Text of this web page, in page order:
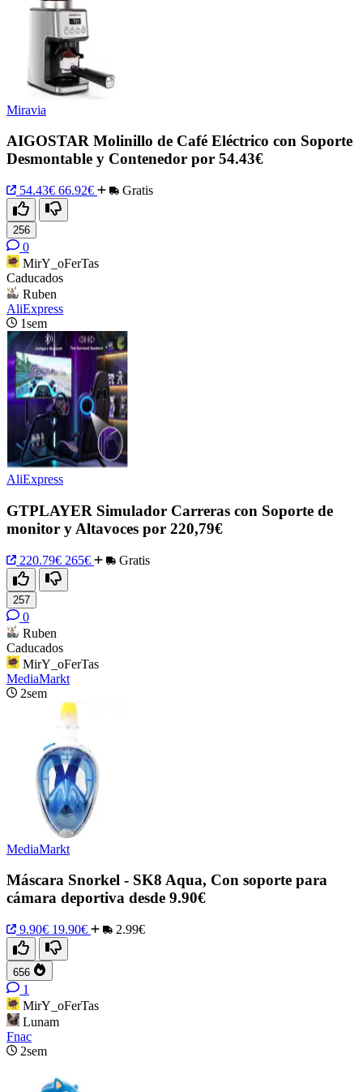
Miravia
AIGOSTAR Molinillo de Café Eléctrico con Soporte
Desmontable y Contenedor por 54.43€
54.43€ 66.92€ Gratis
256
0
MirY_oFerTas
Caducados
Ruben
AliExpress
1sem
AliExpress
GTPLAYER Simulador Carreras con Soporte de
monitor y Altavoces por 220,79€
220.79€ 265€ Gratis
257
0
Ruben
Caducados
MirY_oFerTas
MediaMarkt
2sem
MediaMarkt
Máscara Snorkel - SK8 Aqua, Con soporte para
cámara deportiva desde 9.90€
9.90€ 19.90€ 2.99€
656
1
MirY_oFerTas
Lunam
Fnac
2sem